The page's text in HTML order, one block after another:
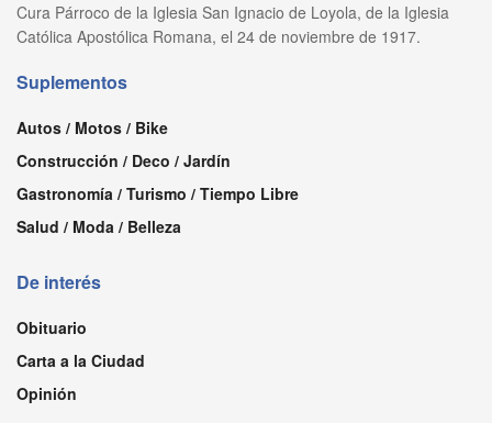
Cura Párroco de la Iglesia San Ignacio de Loyola, de la Iglesia
Católica Apostólica Romana, el 24 de noviembre de 1917.
Suplementos
Autos / Motos / Bike
Construcción / Deco / Jardín
Gastronomía / Turismo / Tiempo Libre
Salud / Moda / Belleza
De interés
Obituario
Carta a la Ciudad
Opinión